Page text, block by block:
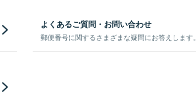
よくあるご質問・お問い合わせ
郵便番号に関するさまざまな疑問にお答えします。